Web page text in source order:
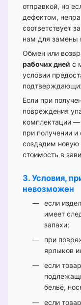
отправкой, но
дефектом,
соответствует
нам для замены
Обмен или
рабочих дней с
условии
Если при
повреждения
комплектации —
при получении
создадим новую
стоимость в
3. Условия,
невозможен
если
имеет
запахи;
при
ярлыков
если
бельё,
если